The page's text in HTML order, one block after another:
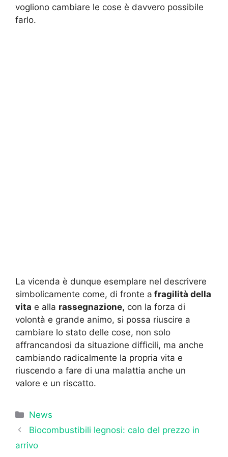
vogliono cambiare le cose è davvero possibile
farlo.
La vicenda è dunque esemplare nel descrivere
simbolicamente come, di fronte a fragilità della
vita e alla rassegnazione, con la forza di
volontà e grande animo, si possa riuscire a
cambiare lo stato delle cose, non solo
affrancandosi da situazione difficili, ma anche
cambiando radicalmente la propria vita e
riuscendo a fare di una malattia anche un
valore e un riscatto.
Categorie
News
Biocombustibili legnosi: calo del prezzo in
arrivo